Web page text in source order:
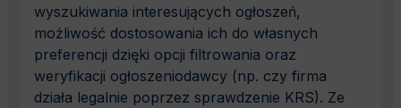
wyszukiwania interesujących ogłoszeń,
możliwość dostosowania ich do własnych
preferencji dzięki opcji filtrowania oraz
weryfikacji ogłoszeniodawcy (np. czy firma
działa legalnie poprzez sprawdzenie KRS). Ze